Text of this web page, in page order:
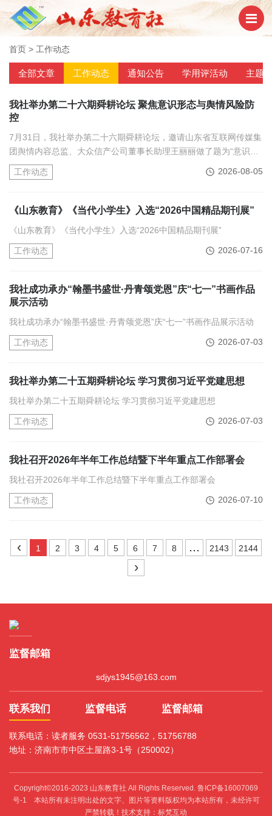
首页 > 工作动态
全部文章 工作动态 通知公告 学用评活动 主题
我社举办第二十六期舜耕论坛 聚焦意识形态与舆情风险防
控
7月31日，我社举办第二十六期舜耕论坛，邀请山东省互联网传媒集
团舆情内容总监、大众信产公司董事长助理王丽丽做了题为“意识形
态暨舆情风险管理与处置”的报告。
工作动态 2026-08-05
《山东教育》《当代小学生》入选“2026中国精品期刊展”
《山东教育》《当代小学生》入选“2026中国精品期刊展”
工作动态 2026-07-16
我社成功承办“翰墨书盛世·丹青颂党恩”庆“七一”书画作品
展示活动
我社成功承办“翰墨书盛世·丹青颂党恩”庆“七一”书画作品展示活动
工作动态 2026-07-03
我社举办第二十五期舜耕论坛 学习贯彻习近平党建思想
我社举办第二十五期舜耕论坛 学习贯彻习近平党建思想
工作动态 2026-07-03
我社召开2026年半年工作总结暨下半年重点工作部署会
我社召开2026年半年工作总结暨下半年重点工作部署会
工作动态 2026-07-10
‹ 1 2 3 4 5 6 7 8 ... 2143 2144
›
监督邮箱
sdjys1945@163.com
联系我们 监督电话 监督邮箱
联系电话：读者服务 0531-51756562，51756788
地址：济南市市中区土屋路3-1号（250002）
Copyright©2016-2023 山东教育社 All Rights Reserved. 鲁ICP备16007069
号-1 本站所有未注明出处的文字、图片等资料版权均为本站所有，未经许可
严禁转载！技术支持：标梵互动